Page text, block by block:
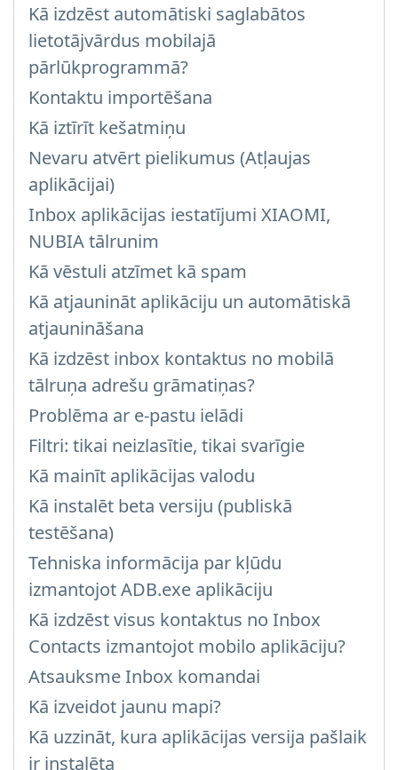
Kā izdzēst automātiski saglabātos
lietotājvārdus mobilajā
pārlūkprogrammā?
Kontaktu importēšana
Kā iztīrīt kešatmiņu
Nevaru atvērt pielikumus (Atļaujas
aplikācijai)
Inbox aplikācijas iestatījumi XIAOMI,
NUBIA tālrunim
Kā vēstuli atzīmet kā spam
Kā atjaunināt aplikāciju un automātiskā
atjaunināšana
Kā izdzēst inbox kontaktus no mobilā
tālruņa adrešu grāmatiņas?
Problēma ar e-pastu ielādi
Filtri: tikai neizlasītie, tikai svarīgie
Kā mainīt aplikācijas valodu
Kā instalēt beta versiju (publiskā
testēšana)
Tehniska informācija par kļūdu
izmantojot ADB.exe aplikāciju
Kā izdzēst visus kontaktus no Inbox
Contacts izmantojot mobilo aplikāciju?
Atsauksme Inbox komandai
Kā izveidot jaunu mapi?
Kā uzzināt, kura aplikācijas versija pašlaik
ir instalēta